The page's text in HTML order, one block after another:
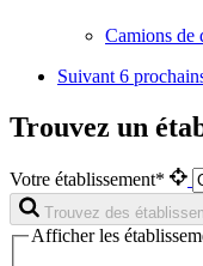
Camions de
Suivant 6
Trouvez un
Votre établissement*
Trouvez des
Afficher les